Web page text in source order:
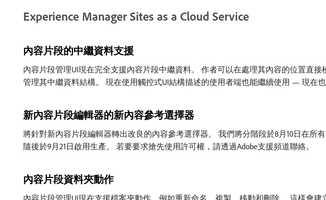
Experience Manager Sites as a Cloud Service
內容片段的中繼資料支援
內容片段管理UI現在完全支援內容片段中繼資料。 作者可以在處理其內容的位置直
管理其中繼資料結構。 現在使用觸控式UI結構描述的使用者端也能繼續使用 — 現在
新內容片段編輯器的新內容參考選擇器
將針對新內容片段編輯器轉出改良的內容參考選擇器。 我們將分階段於8月10日在所
隨後於9月21日啟用生產。 若要要求搶先使用許可權，請透過Adobe支援頻道聯絡。
內容片段資料夾動作
內容片段管理UI現在支援檔案夾動作，例如重新命名、複製、移動和刪除。 這樣會建